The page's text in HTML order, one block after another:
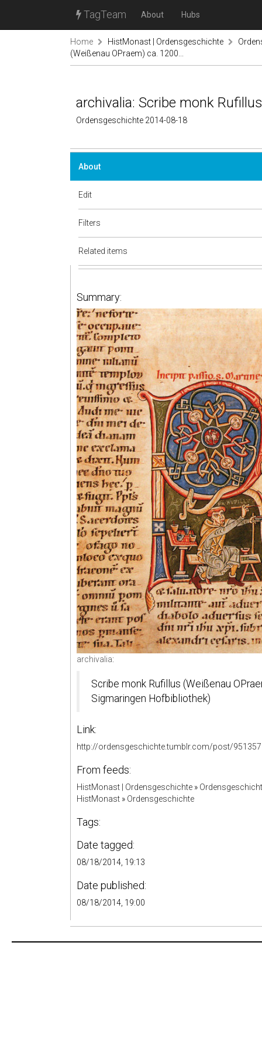
TagTeam About Hubs
Home HistMonast | Ordensgeschichte
(Weißenau OPraem) ca. 1200...
archivalia: Scribe monk
Ordensgeschichte 2014-08-18
About
Edit
Filters
Related items
Summary:
archivalia:
Scribe monk Rufillus (Weißenau
Sigmaringen Hofbibliothek)
Link:
http://ordensgeschichte.tumblr.com/post/
From feeds:
HistMonast | Ordensgeschichte »
HistMonast » Ordensgeschichte
Tags:
Date tagged:
08/18/2014, 19:13
Date published:
08/18/2014, 19:00